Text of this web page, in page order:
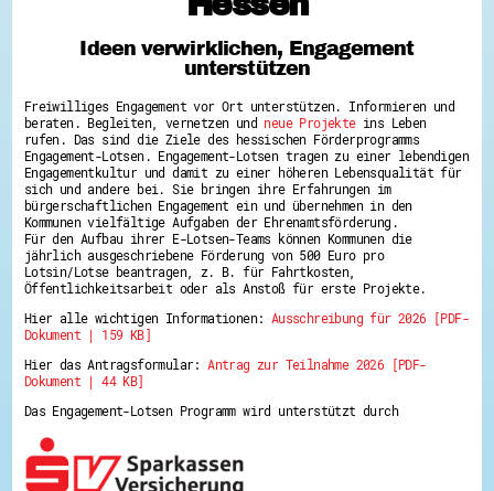
Hessen hilft Ukraine
Zeig uns dein Ehrenamt
Wettbewerb | Trikotwettbewerb
Wettbewerb | 80 Jahre Hessen - Engagement
mit Herz
8 Vereine x 80 Jahre x 1.000 €
Ausgezeichnete Projekte
Menschen des Respekts
SHARE IT: Teile deine Infos!
Gestalte dein Ehrenamt
Ehrenamts-Card Hessen
Engagement-Lotsen
Crowdfunding - Viele schaffen mehr
Ehrentag
Hessen engagiert - Digitale Themenabende
Kompetenznachweis Hessen
Service-Learning
Mach dich schlau
GEMA-Pakt
Ideen verwirklichen, Engagement
unterstützen
Freiwilliges Engagement vor Ort unterstützen. Informieren und
beraten. Begleiten, vernetzen und neue Projekteins Leben
rufen. Das sind die Ziele des hessischen Förderprogramms
Engagement-Lotsen. Engagement-Lotsen tragen zu einer lebendigen
Engagementkultur und damit zu einer höheren Lebensqualität für
sich und andere bei. Sie bringen ihre Erfahrungen im
bürgerschaftlichen Engagement ein und übernehmen in den
Kommunen vielfältige Aufgaben der Ehrenamtsförderung.
Für den Aufbau ihrer E-Lotsen-Teams können Kommunen die
jährlich ausgeschriebene Förderung von 500 Euro pro
Lotsin/Lotse beantragen, z. B. für Fahrtkosten,
Öffentlichkeitsarbeit oder als Anstoß für erste Projekte.
Hier alle wichtigen Informationen: Ausschreibung für 2026 [PDF-
Dokument | 159 KB]
Hier das Antragsformular:Antrag zur Teilnahme 2026 [PDF-
Dokument | 44 KB]
Das Engagement-Lotsen Programm wird unterstützt durch